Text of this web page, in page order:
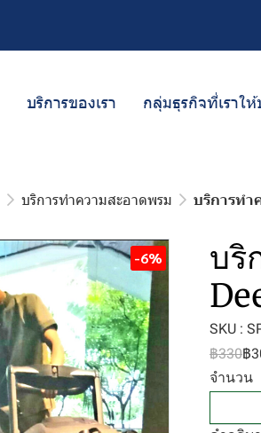
บริการของเรา กลุ่มธุรกิจที่เราให้
บริการทำความสะอาดพรม บริการทำ
-6%
บริ
SKU :
฿330฿
จำนวน